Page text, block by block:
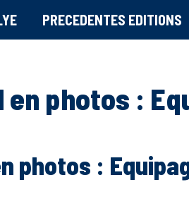
PRECEDENTES EDITIONS
en photos :
photos :